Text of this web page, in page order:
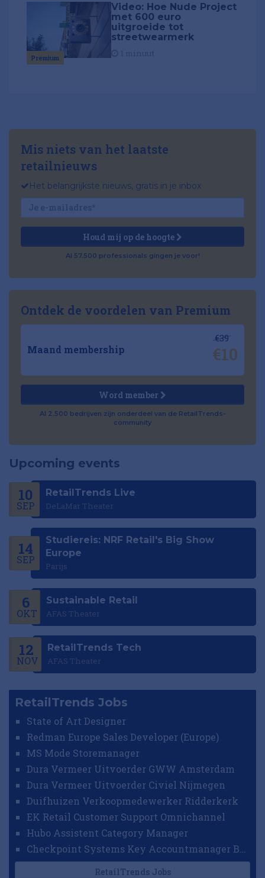
Premium
Video: Hoe Nude Project
met 600 euro
uitgroeide tot
streetwearmerk
Mis niets van het laatste
retailnieuws
Het belangrijkste nieuws, gratis in je inbox
Houd mij op de hoogte
Al 57.500 professionals gingen je voor!
Ontdek de voordelen van Premium
Maand membership
€39
€10
Word member
Al 2.500 bedrijven zijn onderdeel van de RetailTrends-
community
Upcoming events
10
SEP
RetailTrends Live
DeLaMar Theater
14
SEP
Studiereis: NRF Retail's Big Show
Europe
Parijs
6
OKT
Sustainable Retail
AFAS Theater
12
NOV
RetailTrends Tech
AFAS Theater
RetailTrends Jobs
State of Art Designer
Redman Europe Sales Developer (Europe)
MS Mode Storemanager
Dura Vermeer Uitvoerder GWW Amsterdam
Dura Vermeer Uitvoerder Civiel Nijmegen
Duifhuizen Verkoopmedewerker Ridderkerk
EK Retail Customer Support Omnichannel
Hubo Assistent Category Manager
RetailTrends Jobs